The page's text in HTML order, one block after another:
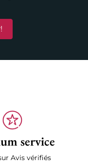
service
Avis vérifiés